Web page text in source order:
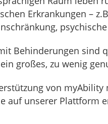
Erkrankungen –
Behinderungen sind
großes, zu wenig
von myAbility
auf unserer Plattform